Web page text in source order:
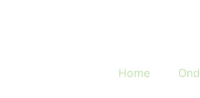
Home